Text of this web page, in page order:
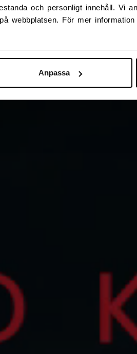
och personligt innehåll. Vi
webbplatsen. För mer
Anpassa